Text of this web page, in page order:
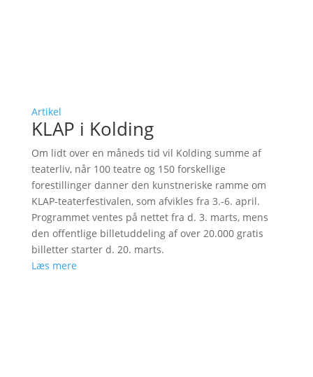
Artikel
KLAP i Kolding
Om lidt over en måneds tid vil Kolding summe af
teaterliv, når 100 teatre og 150 forskellige
forestillinger danner den kunstneriske ramme om
KLAP-teaterfestivalen, som afvikles fra 3.-6. april.
Programmet ventes på nettet fra d. 3. marts, mens
den offentlige billetuddeling af over 20.000 gratis
billetter starter d. 20. marts.
Læs mere